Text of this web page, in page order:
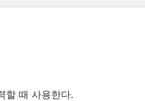
할 때 사용한다.